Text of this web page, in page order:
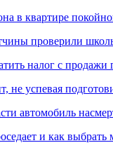
в квартире
проверили
налог с продажи
не успевая
автомобиль
и как выбрать